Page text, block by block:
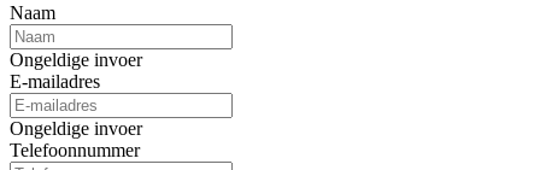
Naam
Ongeldige invoer
E-mailadres
Ongeldige invoer
Telefoonnummer